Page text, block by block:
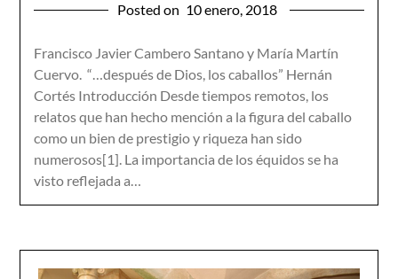
Posted on 10 enero, 2018
Francisco Javier Cambero Santano y María Martín
Cuervo. “…después de Dios, los caballos” Hernán
Cortés Introducción Desde tiempos remotos, los
relatos que han hecho mención a la figura del caballo
como un bien de prestigio y riqueza han sido
numerosos[1]. La importancia de los équidos se ha
visto reflejada a…